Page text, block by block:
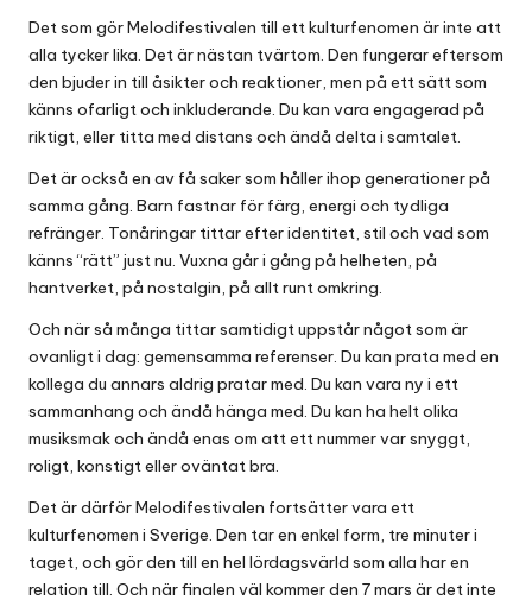
Det som gör Melodifestivalen till ett kulturfenomen är inte att
alla tycker lika. Det är nästan tvärtom. Den fungerar eftersom
den bjuder in till åsikter och reaktioner, men på ett sätt som
känns ofarligt och inkluderande. Du kan vara engagerad på
riktigt, eller titta med distans och ändå delta i samtalet.
Det är också en av få saker som håller ihop generationer på
samma gång. Barn fastnar för färg, energi och tydliga
refränger. Tonåringar tittar efter identitet, stil och vad som
känns “rätt” just nu. Vuxna går i gång på helheten, på
hantverket, på nostalgin, på allt runt omkring.
Och när så många tittar samtidigt uppstår något som är
ovanligt i dag: gemensamma referenser. Du kan prata med en
kollega du annars aldrig pratar med. Du kan vara ny i ett
sammanhang och ändå hänga med. Du kan ha helt olika
musiksmak och ändå enas om att ett nummer var snyggt,
roligt, konstigt eller oväntat bra.
Det är därför Melodifestivalen fortsätter vara ett
kulturfenomen i Sverige. Den tar en enkel form, tre minuter i
taget, och gör den till en hel lördagsvärld som alla har en
relation till. Och när finalen väl kommer den 7 mars är det inte